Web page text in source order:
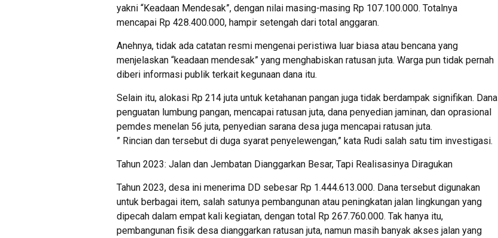
yakni “Keadaan Mendesak”, dengan nilai masing-masing Rp 107.100.000. Totalnya
mencapai Rp 428.400.000, hampir setengah dari total anggaran.
Anehnya, tidak ada catatan resmi mengenai peristiwa luar biasa atau bencana yang
menjelaskan “keadaan mendesak” yang menghabiskan ratusan juta. Warga pun tidak pernah
diberi informasi publik terkait kegunaan dana itu.
Selain itu, alokasi Rp 214 juta untuk ketahanan pangan juga tidak berdampak signifikan. Dana
penguatan lumbung pangan, mencapai ratusan juta, dana penyedian jaminan, dan oprasional
pemdes menelan 56 juta, penyedian sarana desa juga mencapai ratusan juta.
” Rincian dan tersebut di duga syarat penyelewengan,” kata Rudi salah satu tim investigasi.
Tahun 2023: Jalan dan Jembatan Dianggarkan Besar, Tapi Realisasinya Diragukan
Tahun 2023, desa ini menerima DD sebesar Rp 1.444.613.000. Dana tersebut digunakan
untuk berbagai item, salah satunya pembangunan atau peningkatan jalan lingkungan yang
dipecah dalam empat kali kegiatan, dengan total Rp 267.760.000. Tak hanya itu,
pembangunan fisik desa dianggarkan ratusan juta, namun masih banyak akses jalan yang